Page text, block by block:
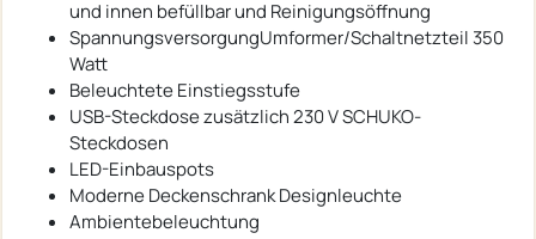
und innen befüllbar und Reinigungsöffnung
SpannungsversorgungUmformer/Schaltnetzteil 350
Watt
Beleuchtete Einstiegsstufe
USB-Steckdose zusätzlich 230 V SCHUKO-
Steckdosen
LED-Einbauspots
Moderne Deckenschrank Designleuchte
Ambientebeleuchtung